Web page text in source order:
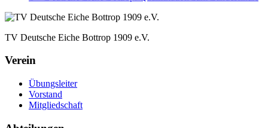
TV Deutsche Eiche Bottrop 1909 e.V.
Verein
Übungsleiter
Vorstand
Mitgliedschaft